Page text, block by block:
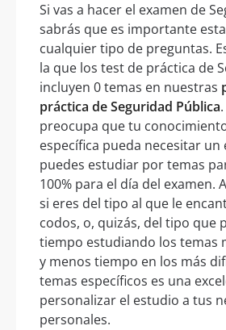
Si vas a hacer el examen de
sabrás que es importante
cualquier tipo de preguntas.
la que los test de práctica de
incluyen 0 temas en nuestras
práctica de Seguridad Pública
preocupa que tu
específica pueda necesitar
puedes estudiar por temas
100% para el día del examen.
si eres del tipo al que le
codos, o, quizás, del tipo que
tiempo estudiando los temas
y menos tiempo en los más
temas específicos es una
personalizar el estudio a tus
personales.